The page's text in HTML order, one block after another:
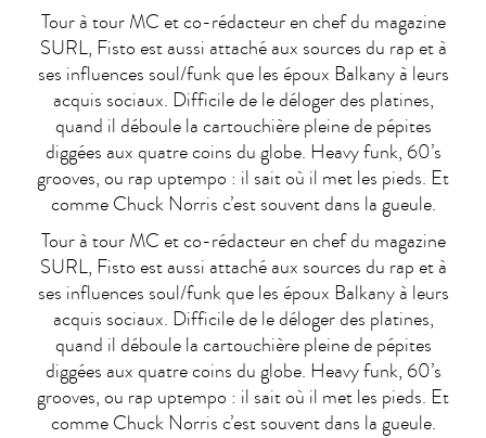
Tour à tour MC et co-rédacteur en chef du magazine
SURL, Fisto est aussi attaché aux sources du rap et à
ses influences soul/funk que les époux Balkany à leurs
acquis sociaux. Difficile de le déloger des platines,
quand il déboule la cartouchière pleine de pépites
diggées aux quatre coins du globe. Heavy funk, 60’s
grooves, ou rap uptempo : il sait où il met les pieds. Et
comme Chuck Norris c’est souvent dans la gueule.
Tour à tour MC et co-rédacteur en chef du magazine
SURL, Fisto est aussi attaché aux sources du rap et à
ses influences soul/funk que les époux Balkany à leurs
acquis sociaux. Difficile de le déloger des platines,
quand il déboule la cartouchière pleine de pépites
diggées aux quatre coins du globe. Heavy funk, 60’s
grooves, ou rap uptempo : il sait où il met les pieds. Et
comme Chuck Norris c’est souvent dans la gueule.